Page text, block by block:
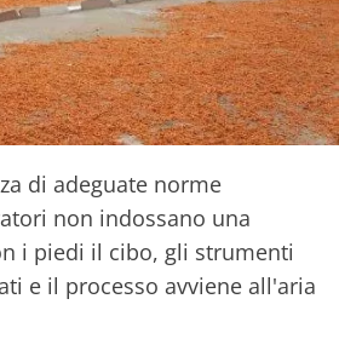
di adeguate norme
non indossano una
i piedi il cibo, gli strumenti
e il processo avviene all'aria